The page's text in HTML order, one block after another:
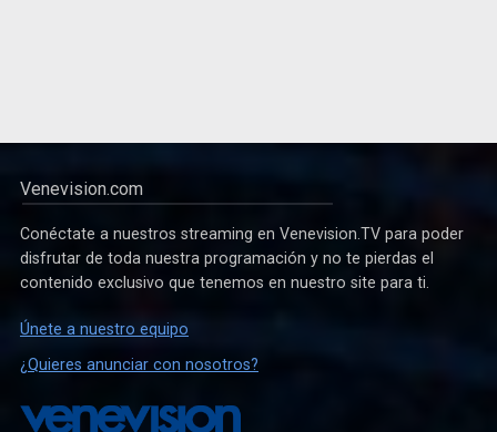
Venevision.com
Conéctate a nuestros streaming en Venevision.TV para poder
disfrutar de toda nuestra programación y no te pierdas el
contenido exclusivo que tenemos en nuestro site para ti.
Únete a nuestro equipo
¿Quieres anunciar con nosotros?